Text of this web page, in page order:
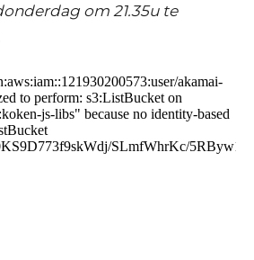
om 21.35u te